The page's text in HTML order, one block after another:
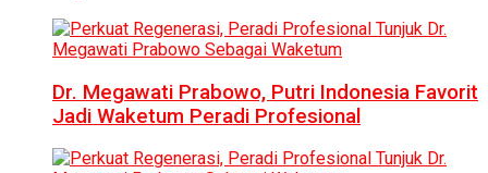
Dr. Megawati Prabowo, Putri Indonesia Favorit
Jadi Waketum Peradi Profesional